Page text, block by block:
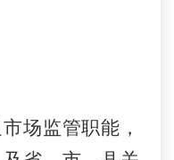
场监管职能，